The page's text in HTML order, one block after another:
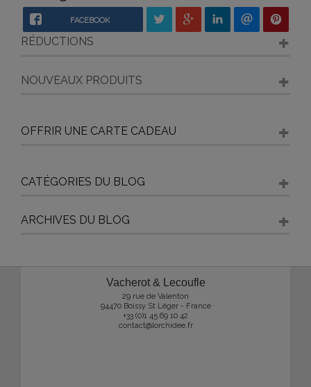
FACEBOOK
RÉDUCTIONS
NOUVEAUX PRODUITS
OFFRIR UNE CARTE CADEAU
CATÉGORIES DU BLOG
ARCHIVES DU BLOG
Vacherot & Lecoufle
29 rue de Valenton
94470 Boissy St Léger - France
+33 (0)1 45 69 10 42
contact@lorchidee.fr